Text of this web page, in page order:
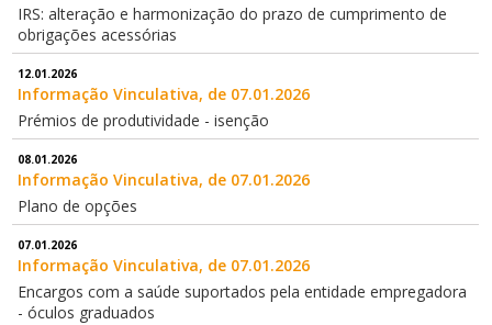
IRS: alteração e harmonização do prazo de cumprimento de
obrigações acessórias
12.01.2026
Informação Vinculativa, de 07.01.2026
Prémios de produtividade - isenção
08.01.2026
Informação Vinculativa, de 07.01.2026
Plano de opções
07.01.2026
Informação Vinculativa, de 07.01.2026
Encargos com a saúde suportados pela entidade empregadora
- óculos graduados